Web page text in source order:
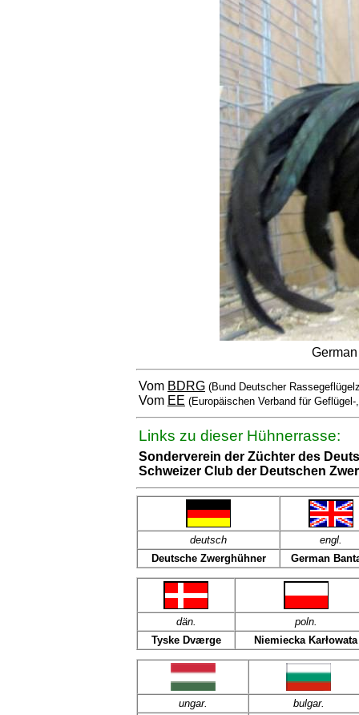
Vom BDRG (Bund Deutscher
Vom EE (Europäischen Verband für
Links zu dieser Hühnerrasse:
Sonderverein der Züchter des
Schweizer Club der Deutschen
deutsch engl.
Deutsche Zwerghühner
German
dän. poln.
Tyske Dværge
Niemiecka Karłowata
ungar.
bulgar.